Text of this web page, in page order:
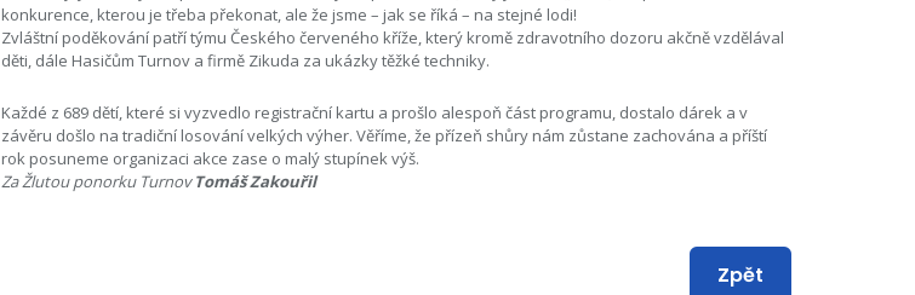
konkurence, kterou je třeba překonat, ale že jsme – jak se říká – na stejné lodi!
Zvláštní poděkování patří týmu Českého červeného kříže, který kromě zdravotního dozoru akčně vzdělával
děti, dále Hasičům Turnov a firmě Zikuda za ukázky těžké techniky.
Každé z 689 dětí, které si vyzvedlo registrační kartu a prošlo alespoň část programu, dostalo dárek a v
závěru došlo na tradiční losování velkých výher. Věříme, že přízeň shůry nám zůstane zachována a příští
rok posuneme organizaci akce zase o malý stupínek výš.
Za Žlutou ponorku TurnovTomáš Zakouřil
Zpět